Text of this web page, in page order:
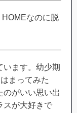
なのに脱
います。幼少期
まってみた
のがいい思い出
スが大好きで